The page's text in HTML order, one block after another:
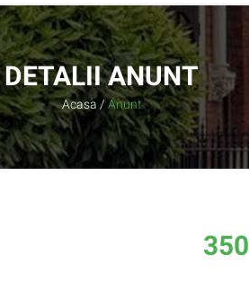
DETALII ANUNT
Acasa / Anunt
350